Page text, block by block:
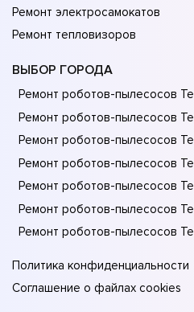
Ремонт электросамокатов
Ремонт тепловизоров
ВЫБОР ГОРОДА
Ремонт роботов-пылесосов
Ремонт роботов-пылесосов
Ремонт роботов-пылесосов
Ремонт роботов-пылесосов
Ремонт роботов-пылесосов
Ремонт роботов-пылесосов
Ремонт роботов-пылесосов
Политика конфиденциальности
Соглашение о файлах cookies